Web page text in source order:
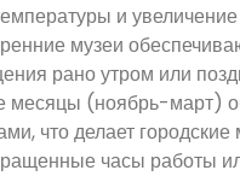
и увеличение
музеи
рано утром или
месяцы (ноябрь-март)
что делает
часы работы